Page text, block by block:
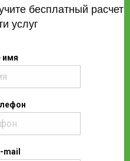
бесплатный расчет
услуг
имя
mail